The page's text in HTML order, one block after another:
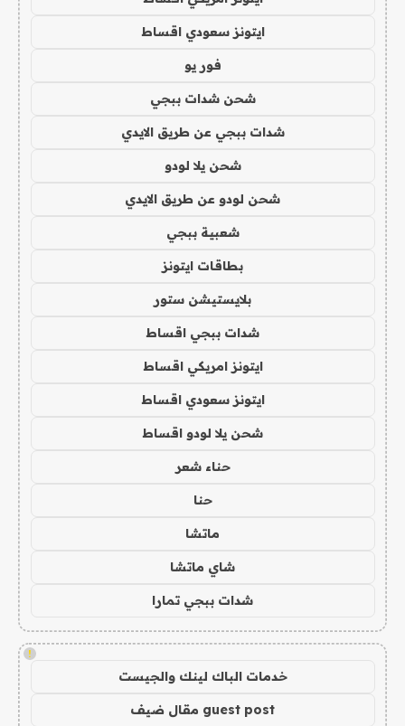
ايتونز سعودي اقساط
فور يو
شحن شدات ببجي
شدات ببجي عن طريق الايدي
شحن يلا لودو
شحن لودو عن طريق الايدي
شعبية ببجي
بطاقات ايتونز
بلايستيشن ستور
شدات ببجي اقساط
ايتونز امريكي اقساط
ايتونز سعودي اقساط
شحن يلا لودو اقساط
حناء شعر
حنا
ماتشا
شاي ماتشا
شدات ببجي تمارا
!
خدمات الباك لينك والجيست
guest post مقال ضيف